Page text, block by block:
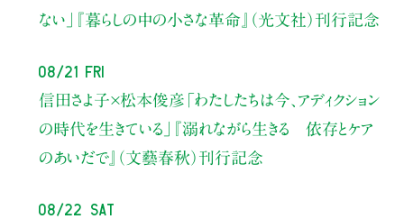
ない」
『暮らしの中の小さな革命』（光文社）刊行記念
08/21 Fri
信田さよ子×松本俊彦 「わたしたちは今、アディクション
の時代を生きている」
『溺れながら生きる 依存とケア
のあいだで』（文藝春秋）刊行記念
08/22 Sat